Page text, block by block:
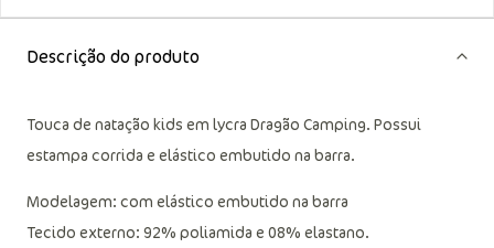
Descrição do produto
Touca de natação kids em lycra Dragão Camping. Possui
estampa corrida e elástico embutido na barra.
Modelagem: com elástico embutido na barra
Tecido externo: 92% poliamida e 08% elastano.